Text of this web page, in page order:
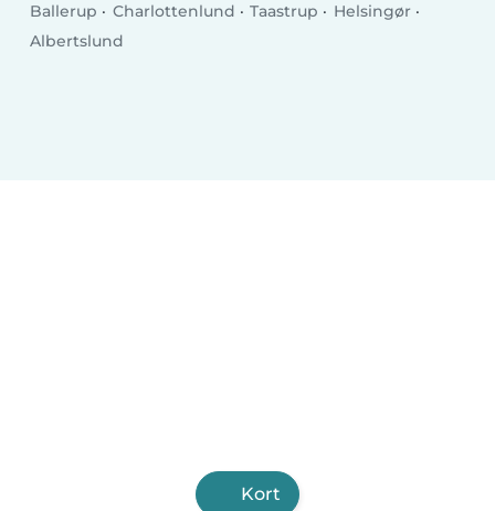
Ballerup
Charlottenlund Taastrup
Helsingør
Albertslund
Kort